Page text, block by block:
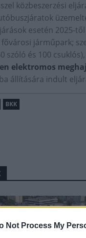
Not Process My
közbeszerzési
esetén 2025-
járműpark;
szóló és 100
elektromos
állítására indult
BKK